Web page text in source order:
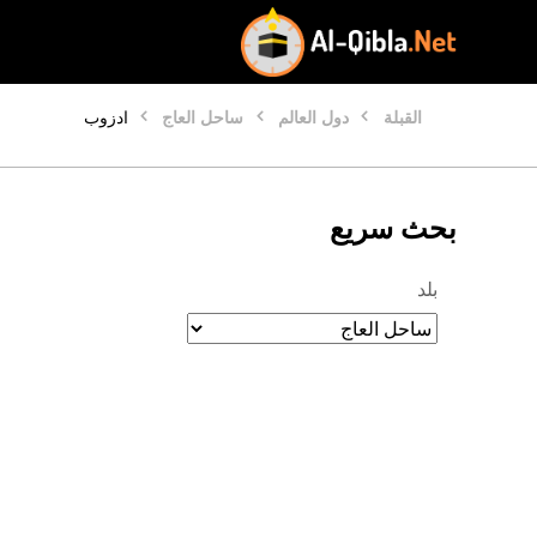
القبلة دول العالم ساحل العاج ادزوب
بحث سريع
بلد